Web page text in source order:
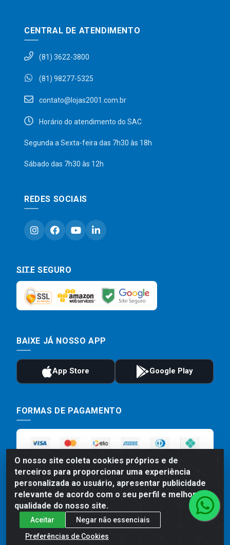
O nosso site coleta cookies próprios e de
terceiros para proporcionar uma experiência
personalizada ao usuário, apresentar publicidade
relevante de acordo com o seu perfil e melhorar a
qualidade do nosso site.
Aceitar
Negar não essenciais
Preferências de Cookies
CENTRAL DE ATENDIMENTO
(81) 3622-3800
(81) 98277-5325
contato@lojas2001.com.br
Horário do atendimento do SAC
Segunda a Sexta-feira das 7h30 às 18h
Sábado das 7h30 às 12h
REDES SOCIAIS
SITE SEGURO
BAIXE JÁ NOSSO APP
FORMAS DE PAGAMENTO
Preços, promoções, condições de pagamento e frete são válidos
para compras realizadas exclusivamente pelo site. Caso haja
divergência de preço de um produto, será válido o preço que for